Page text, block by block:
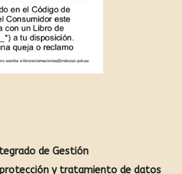
de Gestión
y tratamiento de datos